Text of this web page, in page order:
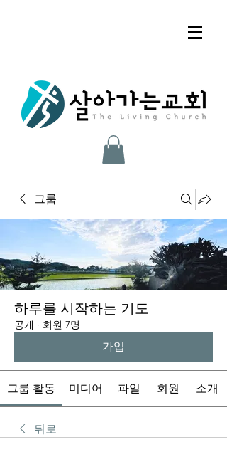
그룹
하루를 시작하는 기도
공개 · 회원 7명
가입
그룹 활동 미디어 파일 회원 소개
뒤로